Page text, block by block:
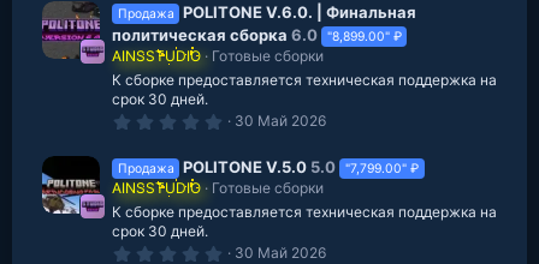
0
в
е
з
д
Продажа
POLITONE V.6.0. | Финальная
политическая сборка 6.0 "8,899.00" ₽
AINSSTUDIO
Готовые сборки
К сборке предоставляется техническая поддержка на
срок 30 дней.
0
0
з
в
е
30 Май 2026
Продажа POLITONE V.5.0 5.0 "7,799.00" ₽
AINSSTUDIO
Готовые сборки
К сборке предоставляется техническая поддержка на
срок 30 дней.
0 30 Май 2026